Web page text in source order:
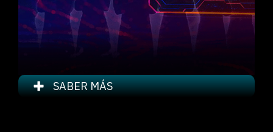
SABER MÁS